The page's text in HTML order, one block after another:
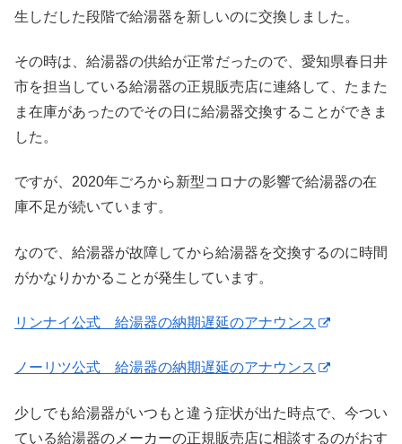
生しだした段階で給湯器を新しいのに交換しました。
その時は、給湯器の供給が正常だったので、愛知県春日井
市を担当している給湯器の正規販売店に連絡して、たまた
ま在庫があったのでその日に給湯器交換することができま
した。
ですが、2020年ごろから新型コロナの影響で給湯器の在
庫不足が続いています。
なので、給湯器が故障してから給湯器を交換するのに時間
がかなりかかることが発生しています。
リンナイ公式 給湯器の納期遅延のアナウンス
ノーリツ公式 給湯器の納期遅延のアナウンス
少しでも給湯器がいつもと違う症状が出た時点で、今つい
ている給湯器のメーカーの正規販売店に相談するのがおす